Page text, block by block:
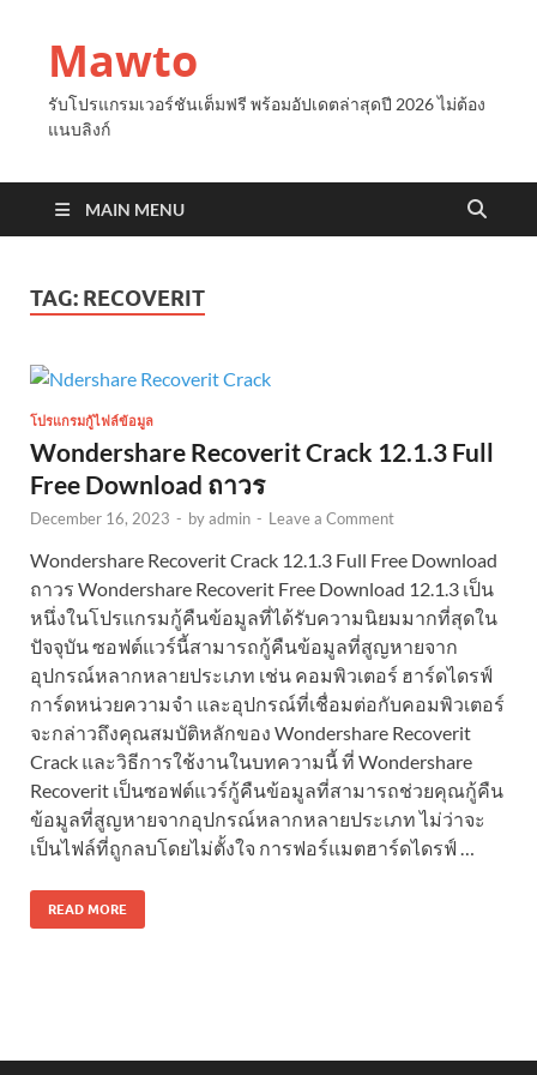
Mawto
รับโปรแกรมเวอร์ชันเต็มฟรี พร้อมอัปเดตล่าสุดปี 2026 ไม่ต้อง
แนบลิงก์
MAIN MENU
TAG: RECOVERIT
โปรแกรมกู้ไฟล์ข้อมูล
Wondershare Recoverit Crack 12.1.3 Full
Free Download ถาวร
December 16, 2023 - byadmin - Leave a Comment
Wondershare Recoverit Crack 12.1.3 Full Free Download
ถาวร Wondershare Recoverit Free Download 12.1.3 เป็น
หนึ่งในโปรแกรมกู้คืนข้อมูลที่ได้รับความนิยมมากที่สุดใน
ปัจจุบัน ซอฟต์แวร์นี้สามารถกู้คืนข้อมูลที่สูญหายจาก
อุปกรณ์หลากหลายประเภท เช่น คอมพิวเตอร์ ฮาร์ดไดรฟ์
การ์ดหน่วยความจำ และอุปกรณ์ที่เชื่อมต่อกับคอมพิวเตอร์
จะกล่าวถึงคุณสมบัติหลักของ Wondershare Recoverit
Crack และวิธีการใช้งานในบทความนี้ ที่ Wondershare
Recoverit เป็นซอฟต์แวร์กู้คืนข้อมูลที่สามารถช่วยคุณกู้คืน
ข้อมูลที่สูญหายจากอุปกรณ์หลากหลายประเภท ไม่ว่าจะ
เป็นไฟล์ที่ถูกลบโดยไม่ตั้งใจ การฟอร์แมตฮาร์ดไดรฟ์ …
READ MORE